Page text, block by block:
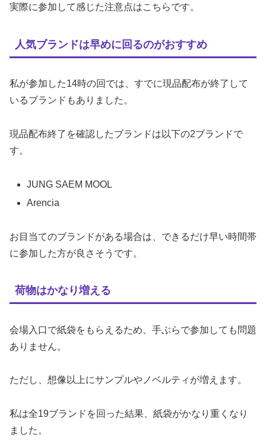
実際に参加して感じた注意点はこちらです。
人気ブランドは早めに回るのがおすすめ
私が参加した14時の回では、すでに現品配布が終了して
いるブランドもありました。
現品配布終了を確認したブランドは以下の2ブランドで
す。
JUNG SAEM MOOL
Arencia
お目当てのブランドがある場合は、できるだけ早い時間帯
に参加した方が良さそうです。
荷物はかなり増える
会場入口で紙袋をもらえるため、手ぶらで参加しても問題
ありません。
ただし、想像以上にサンプルやノベルティが増えます。
私は全19ブランドを回った結果、紙袋がかなり重くなり
ました。